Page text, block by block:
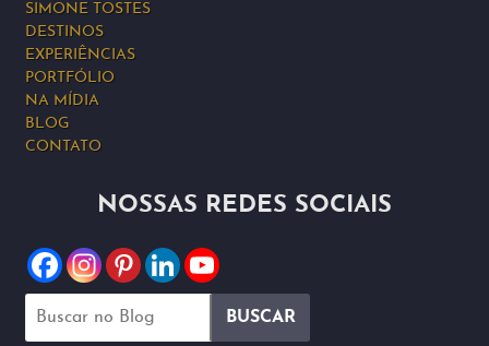
SIMONE TOSTES
DESTINOS
EXPERIÊNCIAS
PORTFÓLIO
NA MÍDIA
BLOG
CONTATO
NOSSAS REDES SOCIAIS